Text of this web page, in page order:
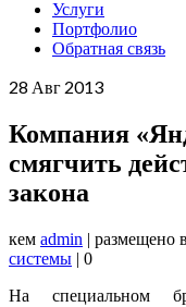
Услуги
Портфолио
Обратная связь
28 Авг 2013
Компания
смягчить
закона
кем admin | размещено
системы | 0
На специальном